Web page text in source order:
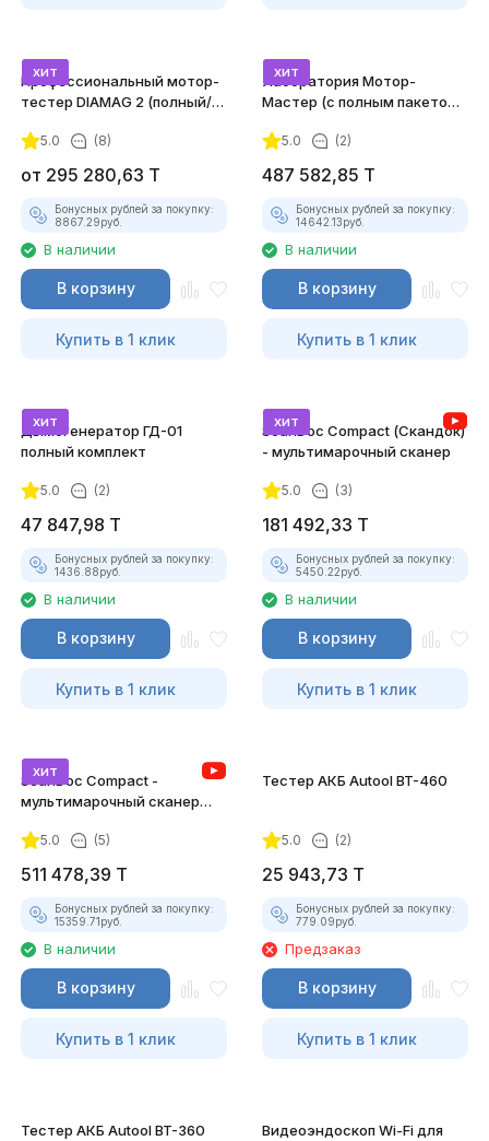
хит
Профессиональный мотор-
тестер DIAMAG 2 (полный/
5.0 (8)
от 295 280,63 T
Бонусных рублей за покупку:
8867.29руб.
В наличии
В корзину
Купить в 1 клик
хит
Лаборатория Мотор-
Мастер (с полным пакетом
5.0 (2)
487 582,85 T
Бонусных рублей за покупку:
14642.13руб.
В наличии
В корзину
Купить в 1 клик
хит
Дымогенератор ГД-01
полный комплект
5.0 (2)
47 847,98 T
Бонусных рублей за покупку:
1436.88руб.
В наличии
В корзину
Купить в 1 клик
хит
ScanDoc Compact (Скандок)
- мультимарочный сканер
5.0 (3)
181 492,33 T
Бонусных рублей за покупку:
5450.22руб.
В наличии
В корзину
Купить в 1 клик
хит
ScanDoc Compact -
мультимарочный сканер
5.0 (5)
511 478,39 T
Бонусных рублей за покупку:
15359.71руб.
В наличии
В корзину
Купить в 1 клик
Тестер АКБ Autool BT-460
5.0 (2)
25 943,73 T
Бонусных рублей за покупку:
779.09руб.
Предзаказ
В корзину
Купить в 1 клик
Тестер АКБ Autool BT-360
Видеоэндоскоп Wi-Fi для